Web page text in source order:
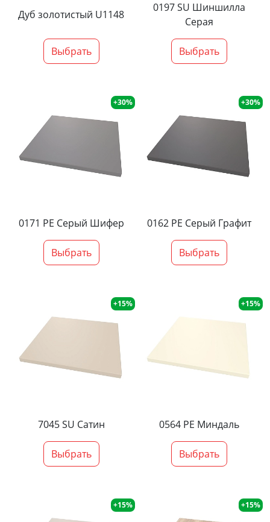
Дуб золотистый U1148
Выбрать
0197 SU Шиншилла
Серая
Выбрать
+30%
0171 PE Серый Шифер
Выбрать
+30%
0162 PE Серый Графит
Выбрать
+15%
7045 SU Сатин
Выбрать
+15%
0564 PE Миндаль
Выбрать
+15% +15%